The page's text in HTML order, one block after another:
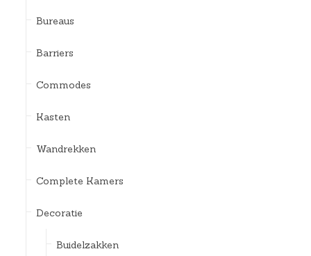
Bureaus
Barriers
Commodes
Kasten
Wandrekken
Complete Kamers
Decoratie
Buidelzakken